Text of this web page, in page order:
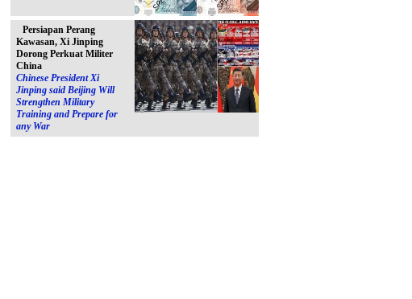
Persiapan Perang
Kawasan, Xi Jinping
Dorong Perkuat Militer
China
Chinese President Xi
Jinping said Beijing Will
Strengthen Military
Training and Prepare for
any War